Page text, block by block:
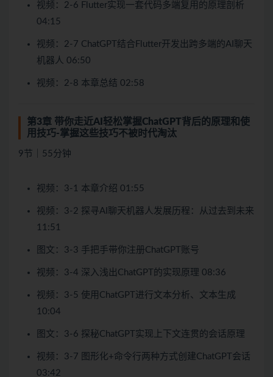
视频：2-6 Flutter实现一套代码多端复用的原理剖析
04:15
视频：2-7 ChatGPT结合Flutter开发出跨多端的AI聊天
机器人 06:50
视频：2-8 本章总结 02:58
第3章 带你走近AI轻松掌握ChatGPT背后的原理和使
用技巧-掌握这些技巧不被时代淘汰
9节｜55分钟
视频：3-1 本章介绍 01:55
视频：3-2 探寻AI聊天机器人发展历程：从过去到未来
11:51
图文：3-3 手把手带你注册ChatGPT账号
视频：3-4 深入浅出ChatGPT的实现原理 08:36
视频：3-5 使用ChatGPT进行文本分析、文本生成
10:04
图文：3-6 探秘ChatGPT实现上下文连贯的会话原理
视频：3-7 图形化+命令行两种方式创建ChatGPT会话
03:42